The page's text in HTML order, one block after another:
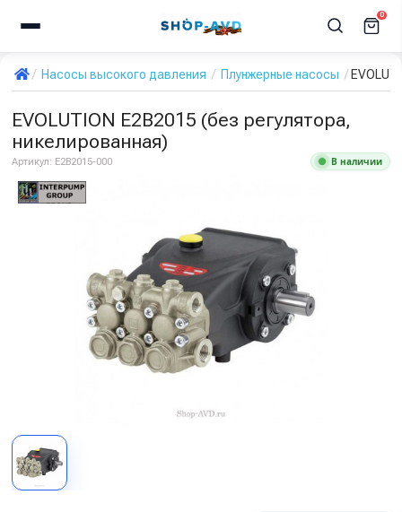
0
Насосы высокого давления Плунжерные насосы
EVOLUTION E2B2015 (без регулятора,
никелированная)
Артикул: E2B2015-000 В наличии